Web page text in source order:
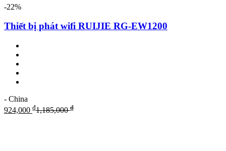
-22%
Thiết bị phát wifi RUIJIE RG-EW1200
- China
924,000 ₫1,185,000₫